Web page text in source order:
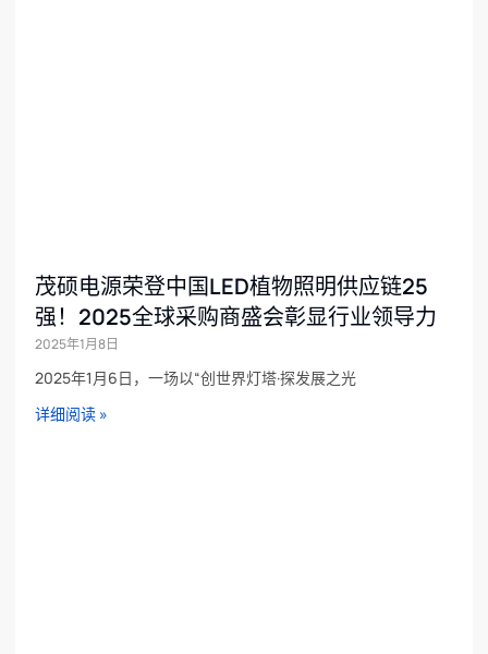
茂硕电源荣登中国LED植物照明供应链25
强！2025全球采购商盛会彰显行业领导力
2025年1月8日
2025年1月6日，一场以“创世界灯塔·探发展之光
详细阅读 »